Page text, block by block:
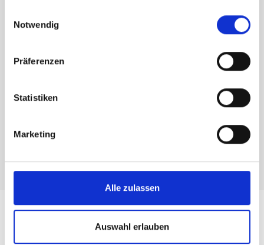
Notwendig
Präferenzen
Statistiken
Marketing
Alle zulassen
Auswahl erlauben